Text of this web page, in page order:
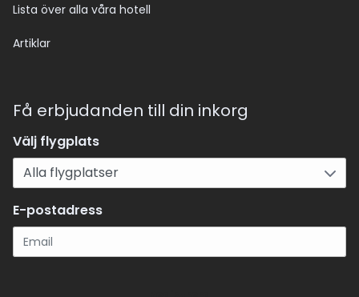
Lista över alla våra hotell
Artiklar
Få erbjudanden till din inkorg
Välj flygplats
E-postadress